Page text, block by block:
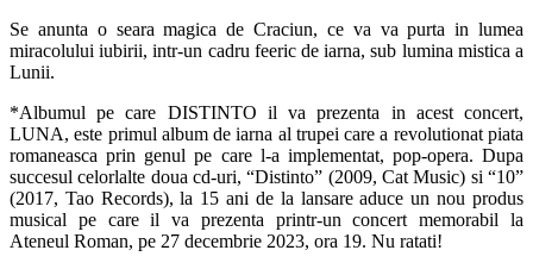
Se anunta o seara magica de Craciun, ce va va purta in lumea
miracolului iubirii, intr-un cadru feeric de iarna, sub lumina mistica a
Lunii.
*Albumul pe care DISTINTO il va prezenta in acest concert,
LUNA, este primul album de iarna al trupei care a revolutionat piata
romaneasca prin genul pe care l-a implementat, pop-opera. Dupa
succesul celorlalte doua cd-uri, “Distinto” (2009, Cat Music) si “10”
(2017, Tao Records), la 15 ani de la lansare aduce un nou produs
musical pe care il va prezenta printr-un concert memorabil la
Ateneul Roman, pe 27 decembrie 2023, ora 19. Nu ratati!